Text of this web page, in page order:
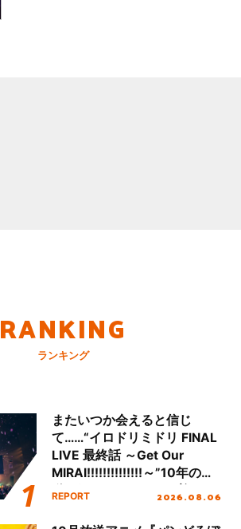
RANKING
ランキング
またいつか会えると信じ
て……“イロドリミドリ FINAL
LIVE 最終話 ～Get Our
MIRAI!!!!!!!!!!!!!!～”10年の活
動を経てファイナルを迎える
REPORT 2026.08.06